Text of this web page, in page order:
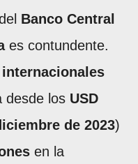
Banco Central
es contundente.
desde los USD
de 2023)
en la